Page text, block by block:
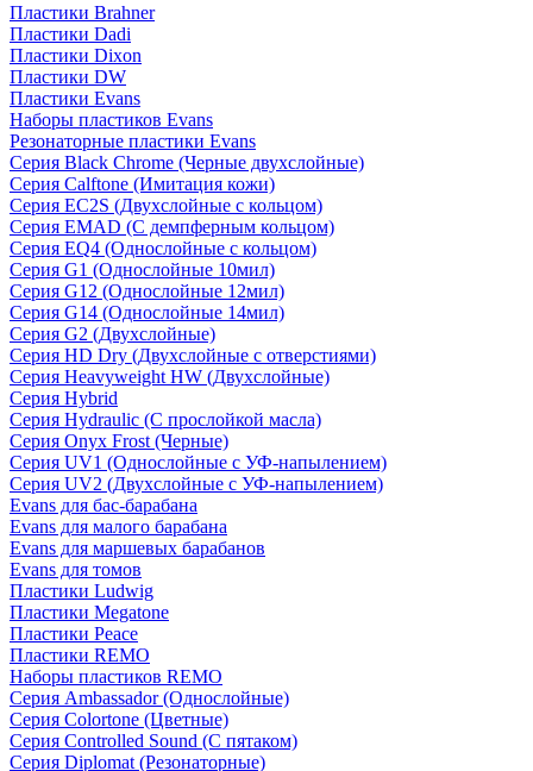
Пластики Brahner
Пластики Dadi
Пластики Dixon
Пластики DW
Пластики Evans
Наборы пластиков Evans
Резонаторные пластики Evans
Серия Black Chrome (Черные двухслойные)
Серия Calftone (Имитация кожи)
Серия EC2S (Двухслойные с кольцом)
Серия EMAD (С демпферным кольцом)
Серия EQ4 (Однослойные с кольцом)
Серия G1 (Однослойные 10мил)
Серия G12 (Однослойные 12мил)
Серия G14 (Однослойные 14мил)
Серия G2 (Двухслойные)
Серия HD Dry (Двухслойные с отверстиями)
Серия Heavyweight HW (Двухслойные)
Серия Hybrid
Серия Hydraulic (С прослойкой масла)
Серия Onyx Frost (Черные)
Серия UV1 (Однослойные с УФ-напылением)
Серия UV2 (Двухслойные с УФ-напылением)
Evans для бас-барабана
Evans для малого барабана
Evans для маршевых барабанов
Evans для томов
Пластики Ludwig
Пластики Megatone
Пластики Peace
Пластики REMO
Наборы пластиков REMO
Серия Ambassador (Однослойные)
Серия Colortone (Цветные)
Серия Controlled Sound (С пятаком)
Серия Diplomat (Резонаторные)